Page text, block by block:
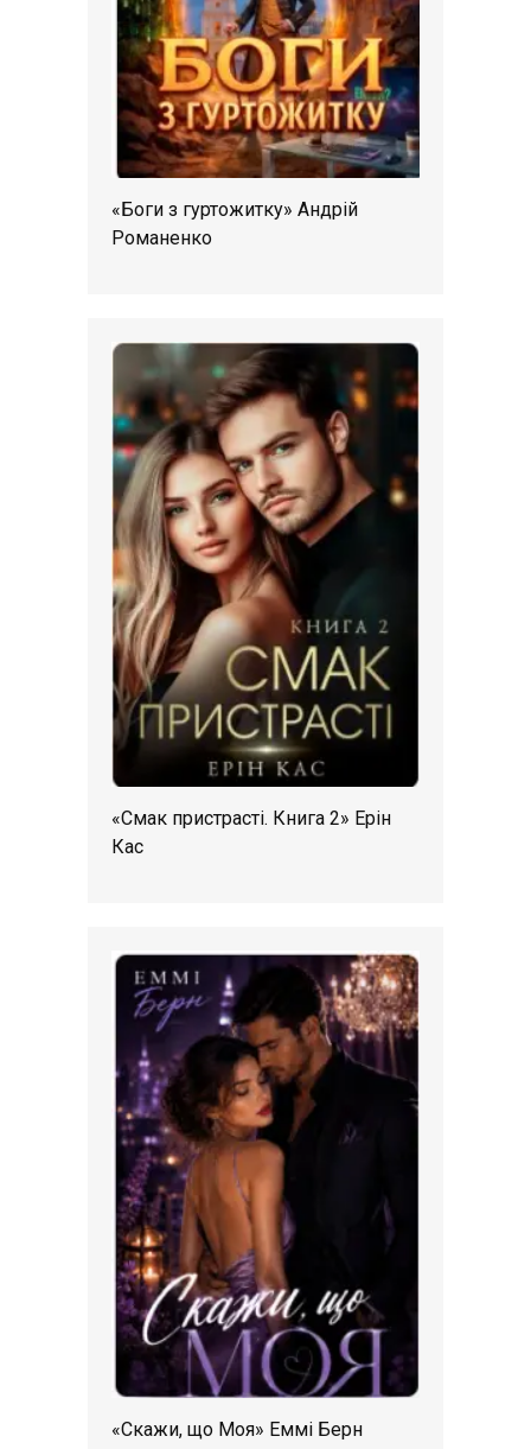
«Боги з гуртожитку» Андрій
Романенко
«Смак пристрасті. Книга 2» Ерін
Кас
«Скажи, що Моя» Еммі Берн